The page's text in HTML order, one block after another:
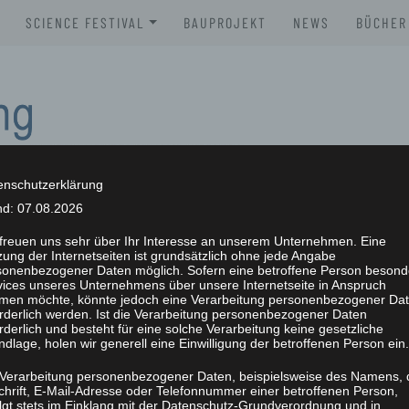
SCIENCE FESTIVAL
XLAB SCIENCE FESTIVAL 2023
SCIENCE FESTIVAL 2004-2023
BAUPROJEKT NEWS BÜCHER
07.08.2026
uns sehr über Ihr Interesse an unserem Unternehmen. Eine
der Internetseiten ist grundsätzlich ohne jede Angabe
Daten möglich. Sofern eine betroffene Person
unseres Unternehmens über unsere Internetseite in Anspruch
möchte, könnte jedoch eine Verarbeitung personenbezogener
werden. Ist die Verarbeitung personenbezogener Daten
und besteht für eine solche Verarbeitung keine gesetzliche
holen wir generell eine Einwilligung der betroffenen Person ein.
personenbezogener Daten, beispielsweise des Namens,
E-Mail-Adresse oder Telefonnummer einer betroffenen Person,
stets im Einklang mit der Datenschutz-Grundverordnung und in